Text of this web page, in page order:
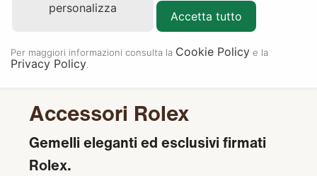
Accessori Rolex
Gemelli eleganti ed esclusivi firmati
Rolex.
personalizza
Accetta tutto
Per maggiori informazioni consulta la Cookie Policy e la
Privacy Policy